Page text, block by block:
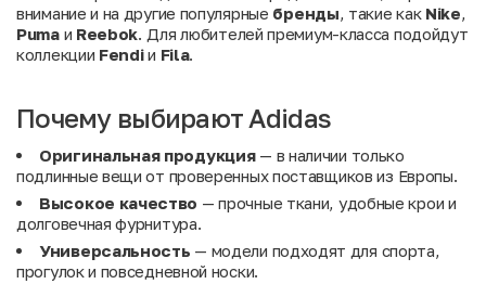
внимание и на другие популярные бренды , такие как Nike
Pumaи Reebok . Для любителей премиум-класса подойдут
коллекции Fendiи Fila.
Почему выбирают Adidas
Оригинальная продукция— в наличии только
подлинные вещи от проверенных поставщиков из Европы.
Высокое качество — прочные ткани, удобные крои и
долговечная фурнитура.
Универсальность — модели подходят для спорта,
прогулок и повседневной носки.